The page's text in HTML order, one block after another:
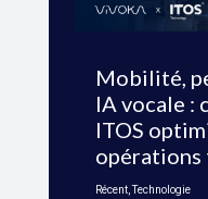
Mobilité,
IA vocale :
ITOS
opérations
Récent,Technologie